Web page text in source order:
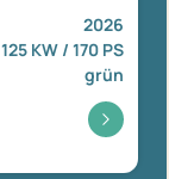
2026
125 KW / 170 PS
grün